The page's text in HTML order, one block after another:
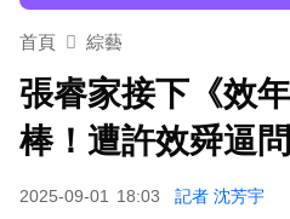
首頁 綜藝
張睿家接下《效
棒！遭許效舜逼
2025-09-01 18:03 記者 沈芳宇